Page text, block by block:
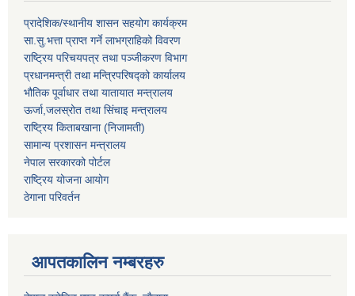
प्रादेशिक/स्थानीय शासन सहयोग कार्यक्रम
सा.सु.भत्ता प्राप्त गर्ने लाभग्राहिको विवरण
राष्ट्रिय परिचयपत्र तथा पञ्‍जीकरण विभाग
प्रधानमन्त्री तथा मन्त्रिपरिषद्को कार्यालय
भौतिक पूर्वाधार तथा यातायात मन्त्रालय
ऊर्जा,जलस्रोत तथा सिंचाइ मन्त्रालय
राष्ट्रिय किताबखाना (निजामती)
सामान्य प्रशासन मन्त्रालय
नेपाल सरकारको पोर्टल
राष्ट्रिय योजना आयोग
ठेगाना परिवर्तन
आपतकालिन नम्बरहरु